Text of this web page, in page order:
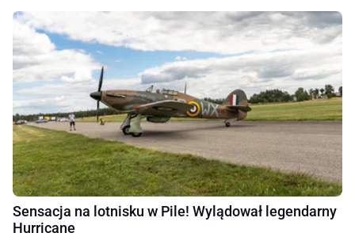
Sensacja na lotnisku w Pile! Wylądował legendarny
Hurricane